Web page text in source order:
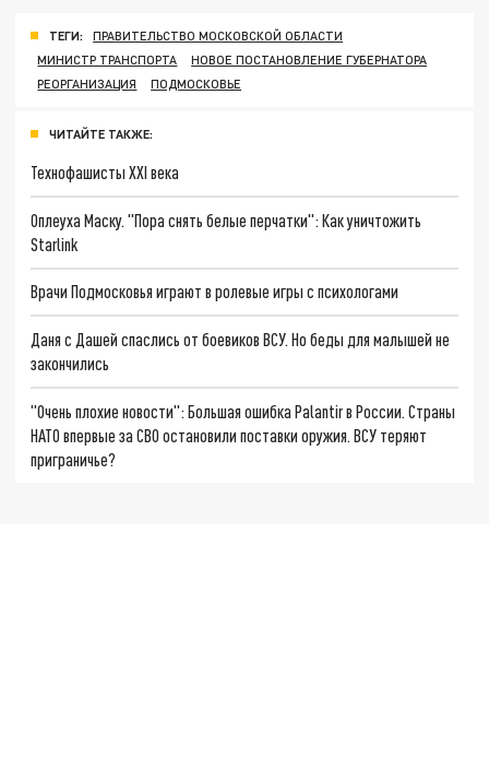
ТЕГИ:
ПРАВИТЕЛЬСТВО МОСКОВСКОЙ ОБЛАСТИ
МИНИСТР ТРАНСПОРТА
НОВОЕ ПОСТАНОВЛЕНИЕ ГУБЕРНАТОРА
РЕОРГАНИЗАЦИЯ
ПОДМОСКОВЬЕ
ЧИТАЙТЕ ТАКЖЕ:
Технофашисты XXI века
Оплеуха Маску. "Пора снять белые перчатки": Как уничтожить
Starlink
Врачи Подмосковья играют в ролевые игры с психологами
Даня с Дашей спаслись от боевиков ВСУ. Но беды для малышей не
закончились
"Очень плохие новости": Большая ошибка Palantir в России. Страны
НАТО впервые за СВО остановили поставки оружия. ВСУ теряют
приграничье?